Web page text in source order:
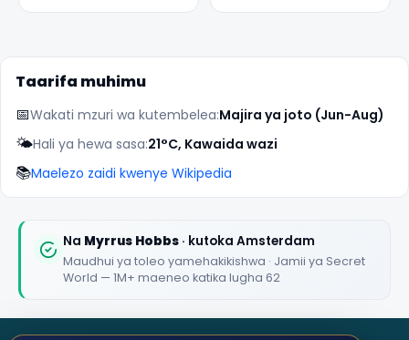
Taarifa muhimu
📅Wakati mzuri wa kutembelea:Majira ya joto (Jun-Aug)
🌤️Hali ya hewa sasa:21°C, Kawaida wazi
📚Maelezo zaidi kwenye Wikipedia
Na Myrrus Hobbs · kutoka Amsterdam
Maudhui ya toleo yamehakikishwa · Jamii ya Secret
World — 1M+ maeneo katika lugha 62